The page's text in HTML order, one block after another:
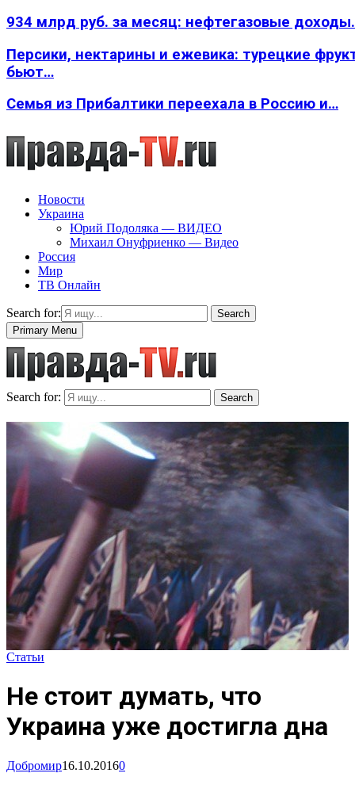
934 млрд руб. за месяц: нефтегазовые
Персики, нектарины и ежевика: турецкие
бьют…
Семья из Прибалтики переехала в Россию и…
Новости
Украина
Юрий Подоляка — ВИДЕО
Михаил Онуфриенко — Видео
Россия
Мир
ТВ Онлайн
Search for:
Search
Primary Menu
Search for: Search
Статьи
Не стоит думать, что
Украина уже достигла дна
Добромир16.10.20160